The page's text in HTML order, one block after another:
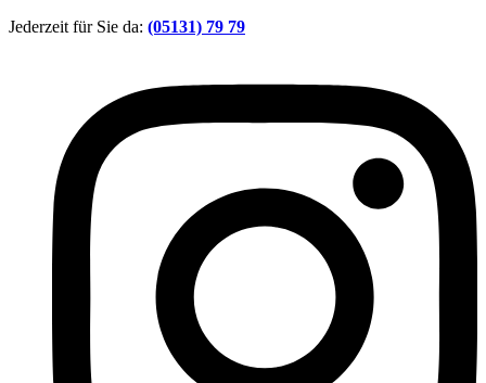
Zum
Jederzeit für Sie da: (05131) 79 79